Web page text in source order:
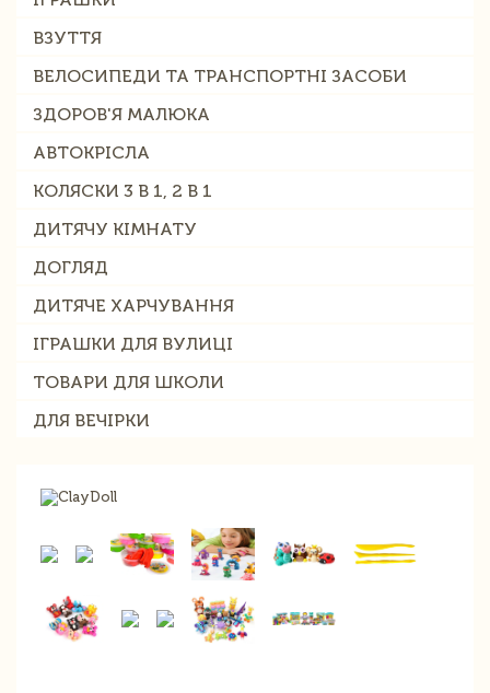
ВЗУТТЯ
ВЕЛОСИПЕДИ ТА ТРАНСПОРТНІ ЗАСОБИ
ЗДОРОВ'Я МАЛЮКА
АВТОКРІСЛА
КОЛЯСКИ 3 В 1, 2 В 1
ДИТЯЧУ КІМНАТУ
ДОГЛЯД
ДИТЯЧЕ ХАРЧУВАННЯ
ІГРАШКИ ДЛЯ ВУЛИЦІ
ТОВАРИ ДЛЯ ШКОЛИ
ДЛЯ ВЕЧІРКИ